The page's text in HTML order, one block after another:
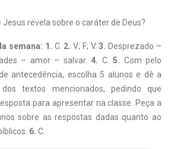
Jesus revela sobre o caráter de Deus?
semana: 1. C. 2. V; F; V.3. Desprezado –
– amor – salvar. 4. C.5. Com pelo
antecedência, escolha 5 alunos e dê a
textos mencionados, pedindo que
para apresentar na classe. Peça a
sobre as respostas dadas quanto ao
6. C.